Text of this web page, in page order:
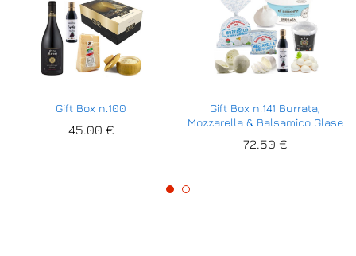
Gift Box n.100
45.00 €
Gift Box n.141 Burrata,
Mozzarella & Balsamico Glase
72.50 €